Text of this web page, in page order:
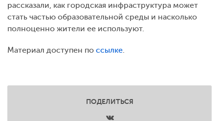
рассказали, как городская инфраструктура может
стать частью образовательной среды и насколько
полноценно жители ее используют.
Материал доступен по ссылке.
ПОДЕЛИТЬСЯ